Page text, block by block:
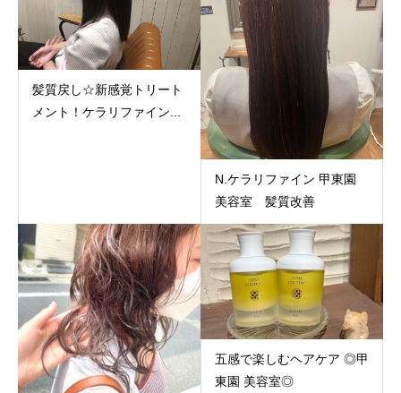
髪質戻し☆新感覚トリート
メント！ケラリファイン...
N.ケラリファイン 甲東園
美容室 髪質改善
五感で楽しむヘアケア ◎甲
東園 美容室◎